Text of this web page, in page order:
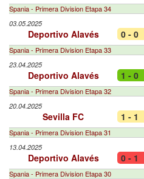
Spania - Primera Division Etapa 34
03.05.2025
Deportivo Alavés 0 - 0
Spania - Primera Division Etapa 33
23.04.2025
Deportivo Alavés 1 - 0
Spania - Primera Division Etapa 32
20.04.2025
Sevilla FC 1 - 1
Spania - Primera Division Etapa 31
13.04.2025
Deportivo Alavés 0 - 1
Spania - Primera Division Etapa 30